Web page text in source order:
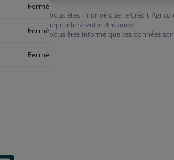
Fermé
Fermé
Fermé
Vous êtes informé que le Crédit
répondre à votre demande.
Vous êtes informé que ces données